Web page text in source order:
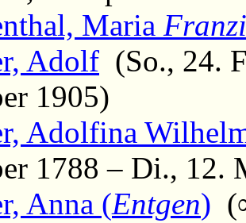
Maria
Adolf (So., 24.
1905)
Adolfina
1788 – Di., 12.
Anna (Entgen)